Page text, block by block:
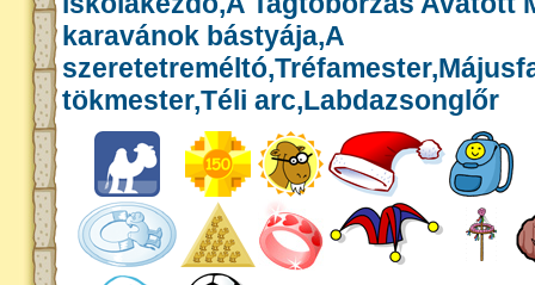
karavánok bástyája,A
tökmester,Téli arc,Labdazsonglőr